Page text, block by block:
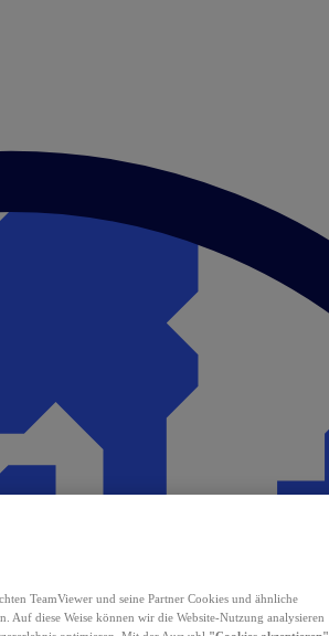
TeamViewer und seine Partner Cookies und ähnliche
Auf diese Weise können wir die Website-Nutzung analysieren